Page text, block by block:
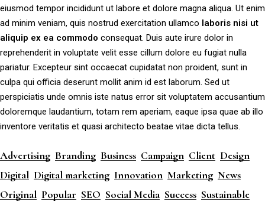
eiusmod tempor incididunt ut labore et dolore magna aliqua. Ut enim
ad minim veniam, quis nostrud exercitation ullamco laboris nisi ut
aliquip ex ea commodo consequat. Duis aute irure dolor in
reprehenderit in voluptate velit esse cillum dolore eu fugiat nulla
pariatur. Excepteur sint occaecat cupidatat non proident, sunt in
culpa qui officia deserunt mollit anim id est laborum. Sed ut
perspiciatis unde omnis iste natus error sit voluptatem accusantium
doloremque laudantium, totam rem aperiam, eaque ipsa quae ab illo
inventore veritatis et quasi architecto beatae vitae dicta tellus.
Advertising Branding Business Campaign Client Design
Digital Digital marketing Innovation Marketing News
Original Popular SEO Social Media Success Sustainable